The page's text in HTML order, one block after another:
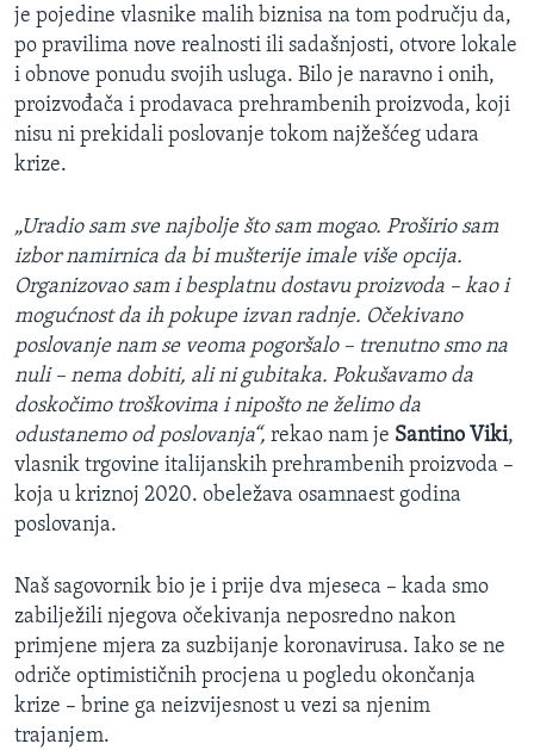
je pojedine vlasnike malih biznisa na tom području da,
po pravilima nove realnosti ili sadašnjosti, otvore lokale
i obnove ponudu svojih usluga. Bilo je naravno i onih,
proizvođača i prodavaca prehrambenih proizvoda, koji
nisu ni prekidali poslovanje tokom najžešćeg udara
krize.
„Uradio sam sve najbolje što sam mogao. Proširio sam
izbor namirnica da bi mušterije imale više opcija.
Organizovao sam i besplatnu dostavu proizvoda – kao i
mogućnost da ih pokupe izvan radnje. Očekivano
poslovanje nam se veoma pogoršalo – trenutno smo na
nuli – nema dobiti, ali ni gubitaka. Pokušavamo da
doskočimo troškovima i nipošto ne želimo da
odustanemo od poslovanja“, rekao nam je Santino Viki,
vlasnik trgovine italijanskih prehrambenih proizvoda –
koja u kriznoj 2020. obeležava osamnaest godina
poslovanja.
Naš sagovornik bio je i prije dva mjeseca – kada smo
zabilježili njegova očekivanja neposredno nakon
primjene mjera za suzbijanje koronavirusa. Iako se ne
odriče optimističnih procjena u pogledu okončanja
krize – brine ga neizvijesnost u vezi sa njenim
trajanjem.